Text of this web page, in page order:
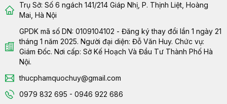
Trụ Sở: Số 6 ngách 141/214 Giáp Nhị, P. Thịnh Liệt, Hoàng
Mai, Hà Nội
GPDK mã số DN: 0109104102 - Đăng ký thay đổi lần 1 ngày 21
tháng 1 năm 2025. Người đại diện: Đỗ Văn Huy. Chức vụ:
Giám Đốc. Nơi cấp: Sở Kế Hoạch Và Đầu Tư Thành Phố Hà
Nội.
thucphamquochuy@gmail.com
0979 832 695 - 0946 922 686